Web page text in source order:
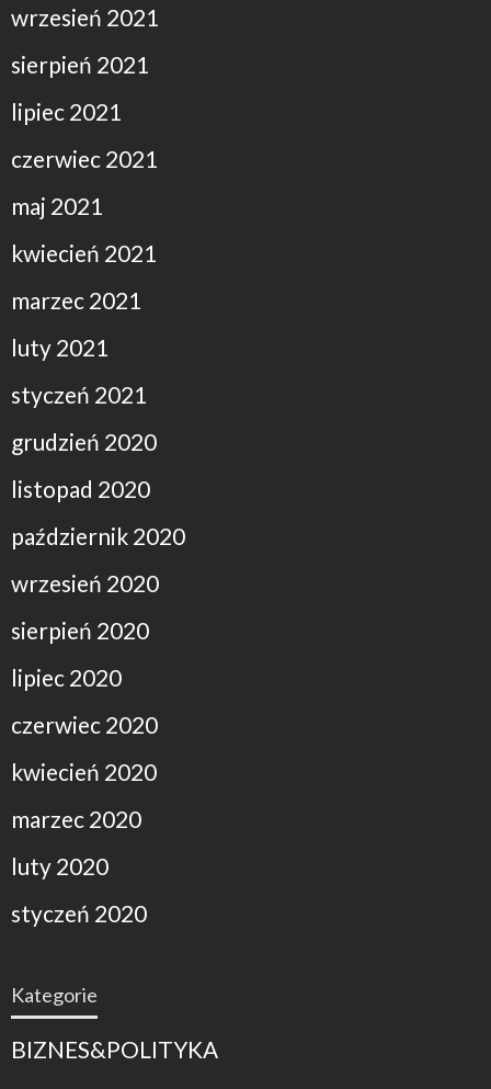
wrzesień 2021
sierpień 2021
lipiec 2021
czerwiec 2021
maj 2021
kwiecień 2021
marzec 2021
luty 2021
styczeń 2021
grudzień 2020
listopad 2020
październik 2020
wrzesień 2020
sierpień 2020
lipiec 2020
czerwiec 2020
kwiecień 2020
marzec 2020
luty 2020
styczeń 2020
Kategorie
BIZNES&POLITYKA